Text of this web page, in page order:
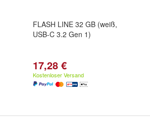
FLASH LINE 32 GB (weiß,
USB-C 3.2 Gen 1)
17,28 €
Kostenloser Versand